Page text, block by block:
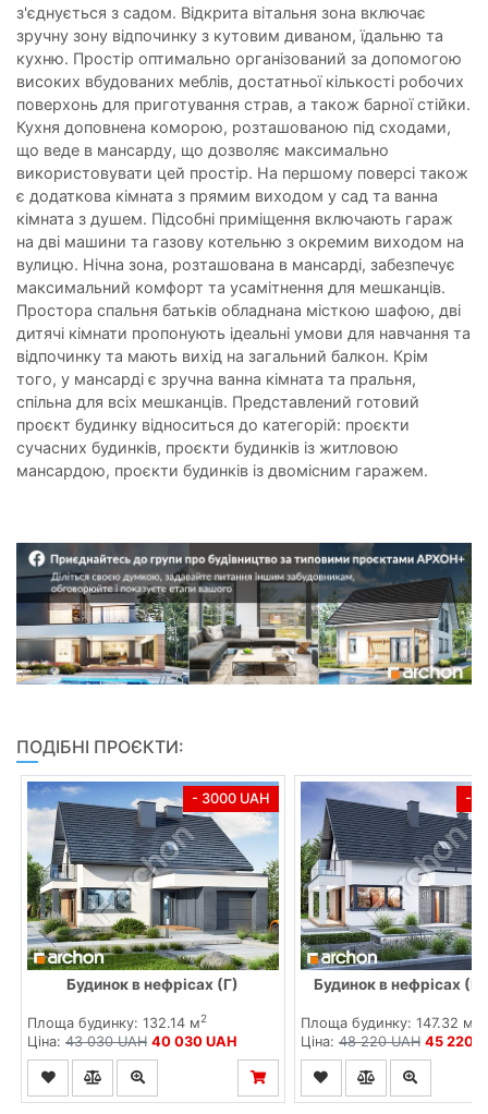
з'єднується з садом. Відкрита вітальня зона включає
зручну зону відпочинку з кутовим диваном, їдальню та
кухню. Простір оптимально організований за допомогою
високих вбудованих меблів, достатньої кількості робочих
поверхонь для приготування страв, а також барної стійки.
Кухня доповнена коморою, розташованою під сходами,
що веде в мансарду, що дозволяє максимально
використовувати цей простір. На першому поверсі також
є додаткова кімната з прямим виходом у сад та ванна
кімната з душем. Підсобні приміщення включають гараж
на дві машини та газову котельню з окремим виходом на
вулицю. Нічна зона, розташована в мансарді, забезпечує
максимальний комфорт та усамітнення для мешканців.
Простора спальня батьків обладнана місткою шафою, дві
дитячі кімнати пропонують ідеальні умови для навчання та
відпочинку та мають вихід на загальний балкон. Крім
того, у мансарді є зручна ванна кімната та пральня,
спільна для всіх мешканців. Представлений готовий
проєкт будинку відноситься до категорій: проєкти
сучасних будинків, проєкти будинків із житловою
мансардою, проєкти будинків із двомісним гаражем.
ПОДІБНІ ПРОЄКТИ:
- 3000 UAH
Будинок в нефрісах (Г)
Площа будинку: 132.14 м2
Ціна: 43 030 UAH 40 030 UAH
-
Будинок в нефрісах
Площа будинку: 147.32 м
Ціна:48 220 UAH 45 220